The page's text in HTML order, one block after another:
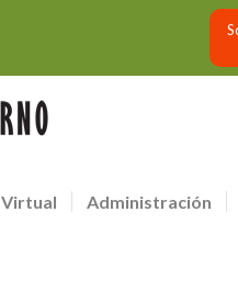
Virtual Administración